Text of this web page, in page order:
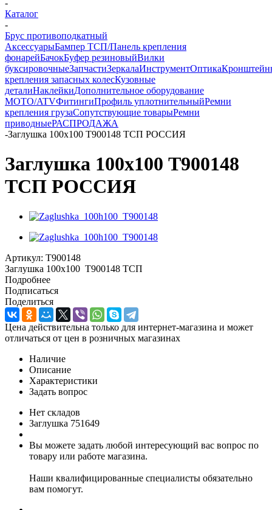
-
Каталог
-
Брус противоподкатный
АксессуарыБампер ТСП/Панель крепления
фонарейБачокБуфер резиновыйВилки
буксировочныеЗапчастиЗеркалаИнструментОптика
крепления запасных колесКузовные
деталиНаклейкиДополнительное оборудование
MOTO/ATVФитингиПрофиль уплотнительныйРемни
крепления грузаСопутствующие товарыРемни
приводныеРАСПРОДАЖА
-Заглушка 100х100 T900148 ТСП РОССИЯ
Заглушка 100х100 T900148
ТСП РОССИЯ
Артикул: T900148
Заглушка 100х100 T900148 ТСП
Подробнее
Подписаться
Поделиться
Цена действительна только для интернет-магазина и может
отличаться от цен в розничных магазинах
Наличие
Описание
Характеристики
Задать вопрос
Нет складов
Заглушка 751649
Вы можете задать любой интересующий вас вопрос по
товару или работе магазина.
Наши квалифицированные специалисты обязательно
вам помогут.